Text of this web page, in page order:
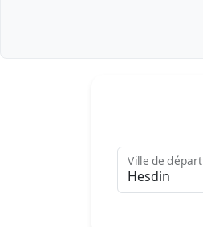
Ville de départ